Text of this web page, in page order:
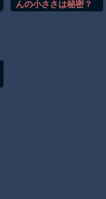
ムチ」あと3つは？
週末セール（50%還
事故が撮影される。
んの小ささは秘密？